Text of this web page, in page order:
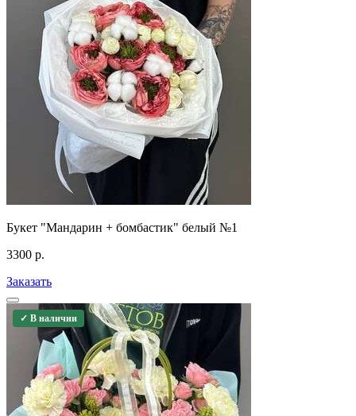
Букет "Мандарин + бомбастик" белый №1
3300 р.
Заказать
✓ В наличии